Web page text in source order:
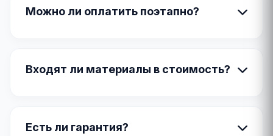
Можно ли оплатить поэтапно?
Входят ли материалы в стоимость?
Есть ли гарантия?